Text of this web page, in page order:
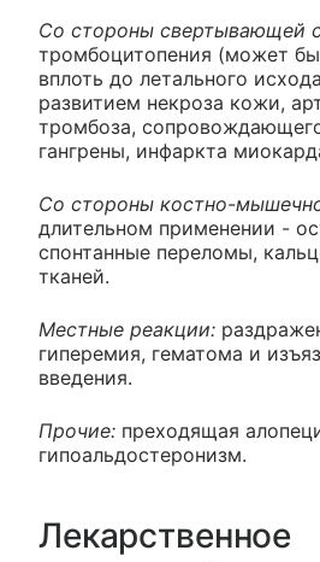
Со стороны свертывающей
тромбоцитопения (может
вплоть до летального
развитием некроза кожи,
тромбоза,
гангрены, инфаркта
Со стороны костно-
длительном применении -
спонтанные переломы,
тканей.
Местные реакции:
гиперемия, гематома и
введения.
Прочие: преходящая
гипоальдостеронизм.
Лекарственное